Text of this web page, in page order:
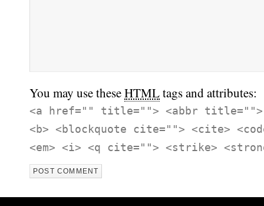
You may use theseHTMLtags and attributes:
<a href="" title=""> <abbr title="">
<b> <blockquote cite=""> <cite>
<em> <i> <q cite=""> <strike>